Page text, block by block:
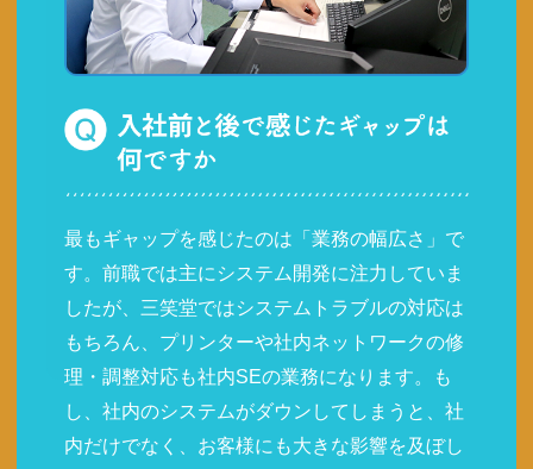
最もギャップを感じたのは「業務の幅広さ」で
す。前職では主にシステム開発に注力していま
したが、三笑堂ではシステムトラブルの対応は
もちろん、プリンターや社内ネットワークの修
理・調整対応も社内SEの業務になります。も
し、社内のシステムがダウンしてしまうと、社
内だけでなく、お客様にも大きな影響を及ぼし